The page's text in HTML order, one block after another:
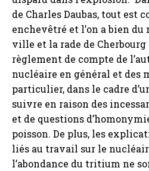
de Charles Daubas, tout est
enchevêtré et l’on a bien
ville et la rade de Cherbourg
règlement de compte de
nucléaire en général et des
particulier, dans le cadre
suivre en raison des
et de questions
poisson. De plus, les
liés au travail sur le
l’abondance du tritium ne